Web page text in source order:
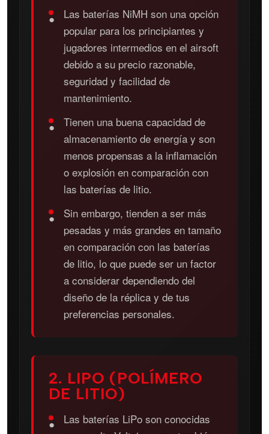
●
Las baterías NiMH son una opción
popular para los principiantes y
jugadores intermedios en el airsoft
debido a su precio razonable,
seguridad y facilidad de
mantenimiento.
●
Tienen una buena capacidad de
almacenamiento de energía y son
menos propensas a la inflamación
o explosión en comparación con
las baterías de litio.
●
Sin embargo, tienden a ser más
pesadas y más grandes en tamaño
en comparación con las baterías
de litio, lo que puede ser un factor
a considerar dependiendo del
diseño de la réplica y de tus
preferencias personales.
2. LIPO (POLÍMERO
DE LITIO)
●
Las baterías LiPo son conocidas